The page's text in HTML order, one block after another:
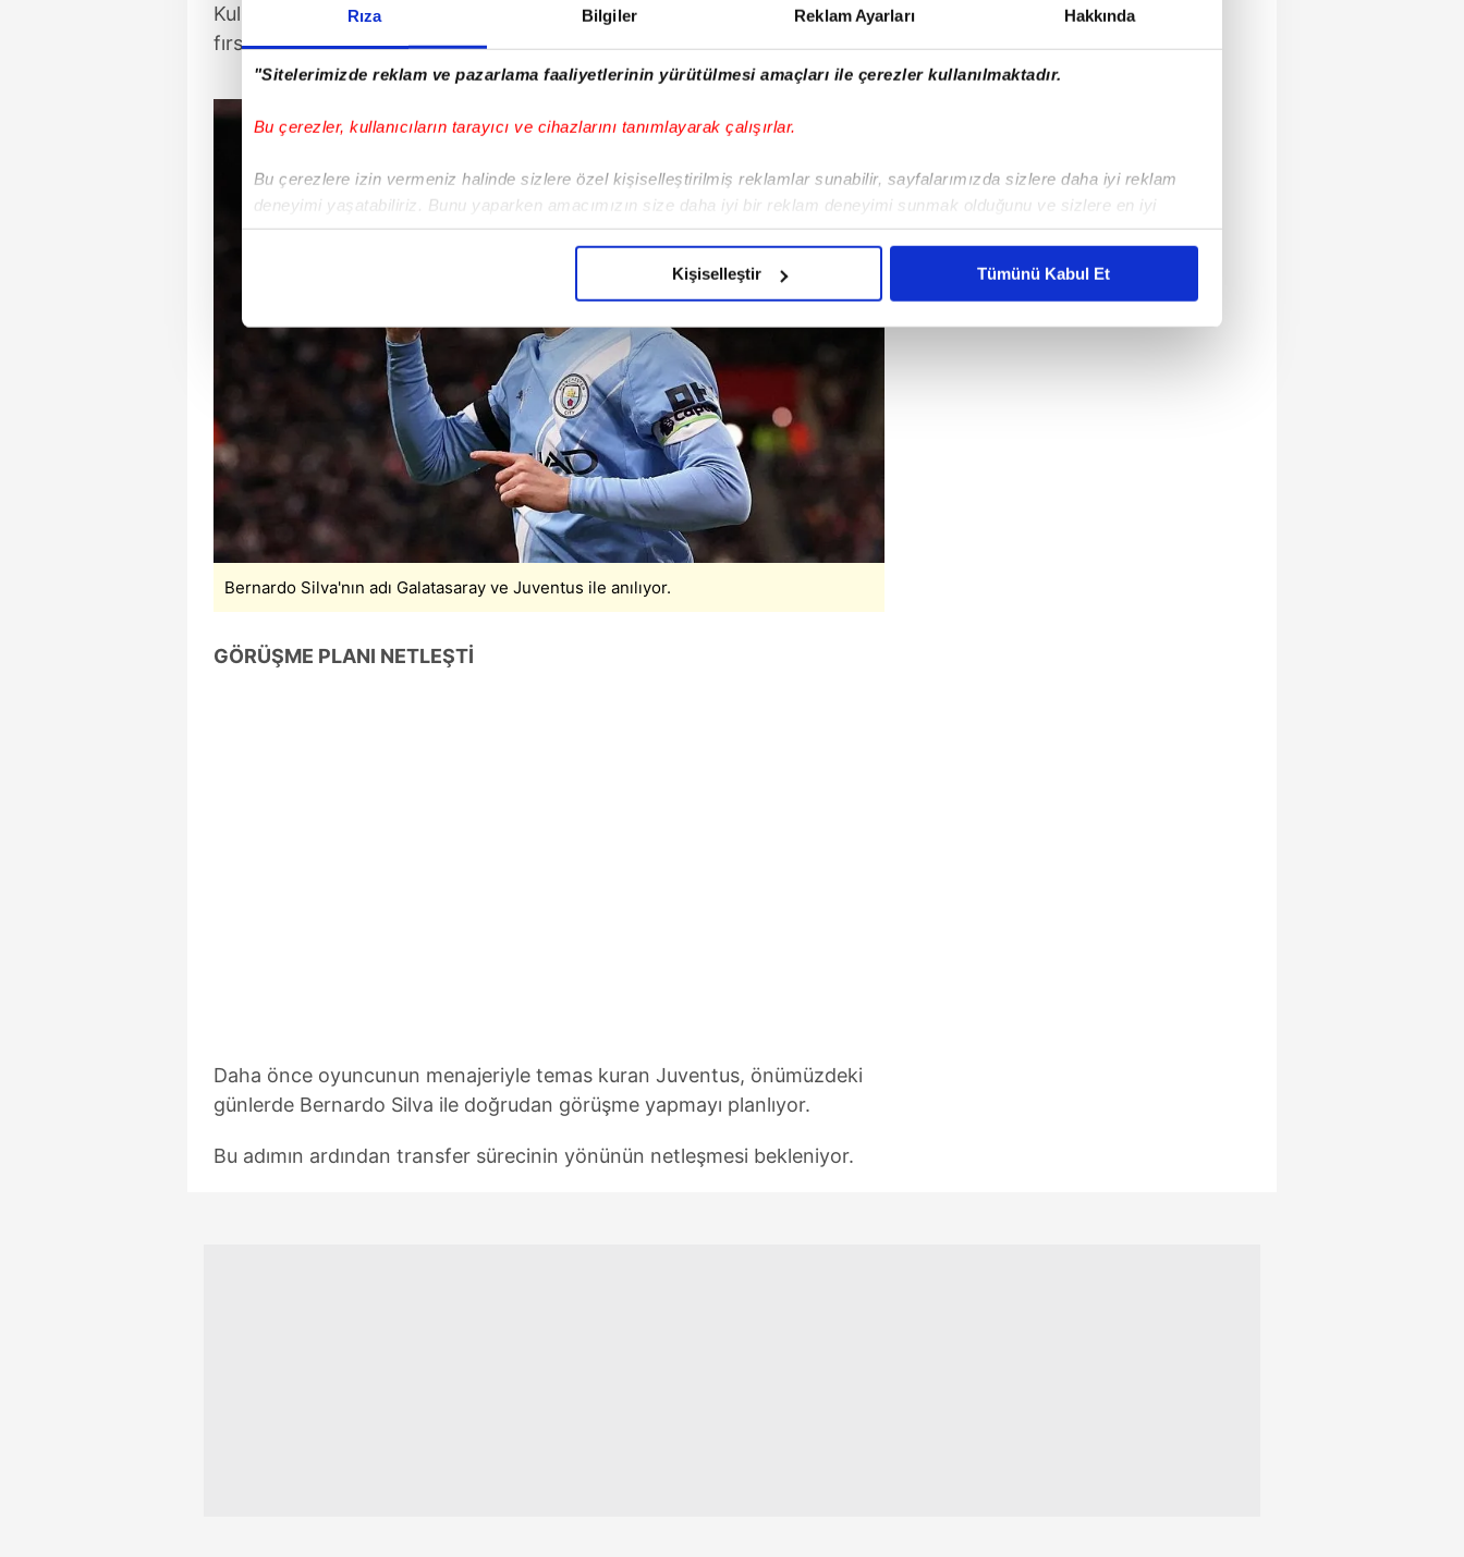
Rıza Bilgiler Reklam Ayarları Hakkında
"Sitelerimizde reklam ve pazarlama faaliyetlerinin yürütülmesi amaçları ile çerezler kullanılmaktadır.
Bu çerezler, kullanıcıların tarayıcı ve cihazlarını tanımlayarak çalışırlar.
Bu çerezlere izin vermeniz halinde sizlere özel kişiselleştirilmiş reklamlar sunabilir, sayfalarımızda sizlere daha iyi reklam
deneyimi yaşatabiliriz. Bunu yaparken amacımızın size daha iyi bir reklam deneyimi sunmak olduğunu ve sizlere en iyi
içerikleri sunabilmek adına elimizden gelen çabayı gösterdiğimizi ve bu noktada, reklamların maliyetlerimizi karşılamak
Sizlere daha iyi bir hizmet sunabilmek için İnternet Sitemizde kendimize ve üçüncü kişilere ait çerezler kullanılmaktadır. Bu
çerezler vasıtasıyla çeşitli kişisel verileriniz işlenmekte olup gerekli olan çerezler bilgi toplumu hizmetlerinin sunulması
amacıyla kullanılmaktadır. Diğer çerezler, sitemizin daha işlevsel kılınması ve kişiselleştirilmesi ve sizlere yönelik
reklam/pazarlama faaliyetlerinin yapılması, amaçlarıyla sınırlı olarak açık rızanız dahilinde kullanılacaktır.
Çerezlere ilişkin tercihlerinizi aşağıda yer alan panel vasıtasıyla belirleyebilirsiniz. Çerezlere ilişkin detaylı bilgi için Ayarlar
butonuna tıklayabilir,
Çerez Bilgilendirme Metnimizi ziyaret edebilirsiniz.
mevzuata uygun olarak kullanılan çerezlerle ilgili bilgi almak için lütfen
Kişiselleştir Tümünü Kabul Et
Kulüp yönetimi, bu seviyede bir oyuncuyu maliyetsiz kadroya katma
fırsatını değerlendirmek istiyor.
Bernardo Silva'nın adı Galatasaray ve Juventus ile anılıyor.
GÖRÜŞME PLANI NETLEŞTİ
Daha önce oyuncunun menajeriyle temas kuran Juventus, önümüzdeki
günlerde Bernardo Silva ile doğrudan görüşme yapmayı planlıyor.
Bu adımın ardından transfer sürecinin yönünün netleşmesi bekleniyor.